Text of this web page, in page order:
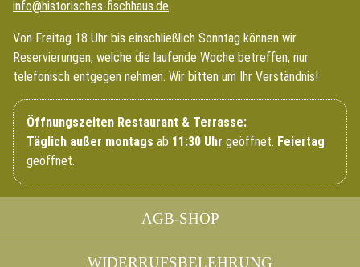
info@historisches-fischhaus.de
Von Freitag 18 Uhr bis einschließlich Sonntag können wir
Reservierungen, welche die laufende Woche betreffen, nur
telefonisch entgegen nehmen. Wir bitten um Ihr Verständnis!
Öffnungszeiten Restaurant & Terrasse:
Täglich außer montags ab 11:30 Uhr geöffnet. Feiertag
geöffnet.
überspringen
AGB-SHOP
WIDERRUFSBELEHRUNG